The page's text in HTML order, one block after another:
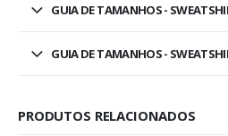
GUIA DE TAMANHOS -
GUIA DE TAMANHOS -
PRODUTOS RELACIONADOS